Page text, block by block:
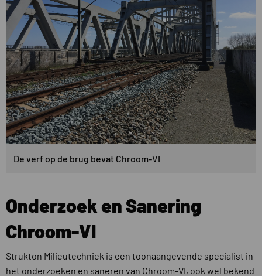
De verf op de brug bevat Chroom-VI
Onderzoek en Sanering
Chroom-VI
Strukton Milieutechniek is een toonaangevende specialist in
het onderzoeken en saneren van Chroom-VI, ook wel bekend